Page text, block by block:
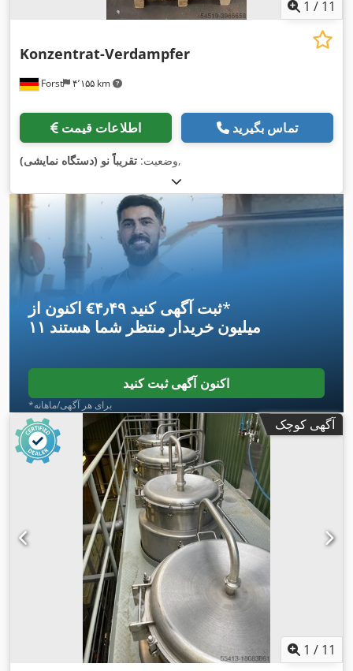
1 / 11
Forst ۴٬۱۵۵ km
Konzentrat-Verdampfer
اطلاعات قیمت تماس بگیرید
وضعیت: تقریباً نو (دستگاه نمایشی) ,
اکنون از ‎€۴٫۴۹ ثبت آگهی کنید*
۱۱ میلیون خریدار منتظر شما هستند
اکنون آگهی ثبت کنید
*برای هر آگهی/ماهانه
آگهی کوچک
1 / 11